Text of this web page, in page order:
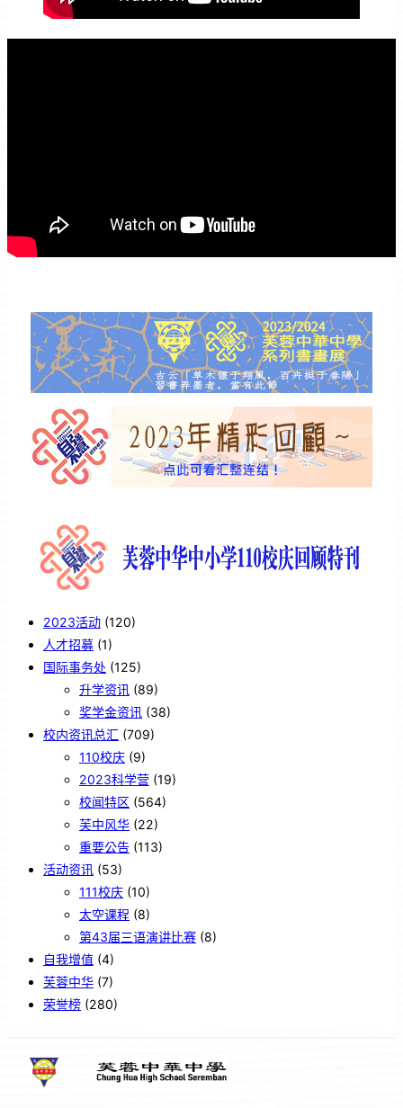
2023活动 (120)
人才招募 (1)
国际事务处 (125)
升学资讯 (89)
奖学金资讯 (38)
校内资讯总汇 (709)
110校庆 (9)
2023科学营 (19)
校闻特区 (564)
芙中风华 (22)
重要公告 (113)
活动资讯 (53)
111校庆 (10)
太空课程 (8)
第43届三语演讲比赛 (8)
自我增值 (4)
芙蓉中华 (7)
荣誉榜 (280)